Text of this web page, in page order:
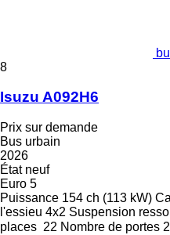
8
Isuzu A092H6
Prix sur demande
Bus urbain
2026
Étatneuf
Euro 5
Puissance 154 ch (113 kW)
l'essieu 4x2 Suspension
places 22 Nombre de portes